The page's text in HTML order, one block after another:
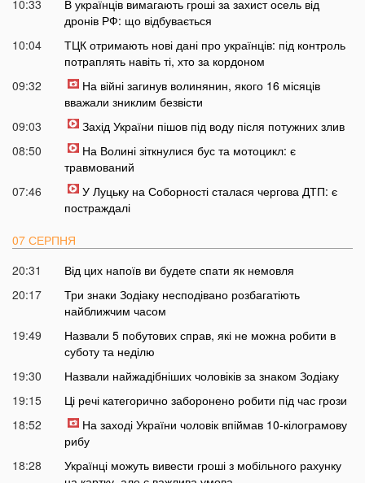
10:33
В українців вимагають гроші за захист осель від
дронів РФ: що відбувається
10:04
ТЦК отримають нові дані про українців: під контроль
потраплять навіть ті, хто за кордоном
09:32
На війні загинув волинянин, якого 16 місяців
вважали зниклим безвісти
09:03
Захід України пішов під воду після потужних злив
08:50
На Волині зіткнулися бус та мотоцикл: є
травмований
07:46
У Луцьку на Соборності сталася чергова ДТП: є
постраждалі
07 СЕРПНЯ
20:31
Від цих напоїв ви будете спати як немовля
20:17
Три знаки Зодіаку несподівано розбагатіють
найближчим часом
19:49
Назвали 5 побутових справ, які не можна робити в
суботу та неділю
19:30
Назвали найжадібніших чоловіків за знаком Зодіаку
19:15
Ці речі категорично заборонено робити під час грози
18:52
На заході України чоловік впіймав 10-кілограмову
рибу
18:28
Українці можуть вивести гроші з мобільного рахунку